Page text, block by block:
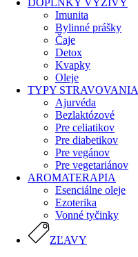
DOPLNKY VÝŽIVY
Imunita
Bylinné prášky
Čaje
Detox
Kvapky
Oleje
TYPY STRAVOVANIA
Ajurvéda
Bezlaktózové
Pre celiatikov
Pre diabetikov
Pre vegánov
Pre vegetariánov
AROMATERAPIA
Esenciálne oleje
Ezoterika
Vonné tyčinky
ZĽAVY